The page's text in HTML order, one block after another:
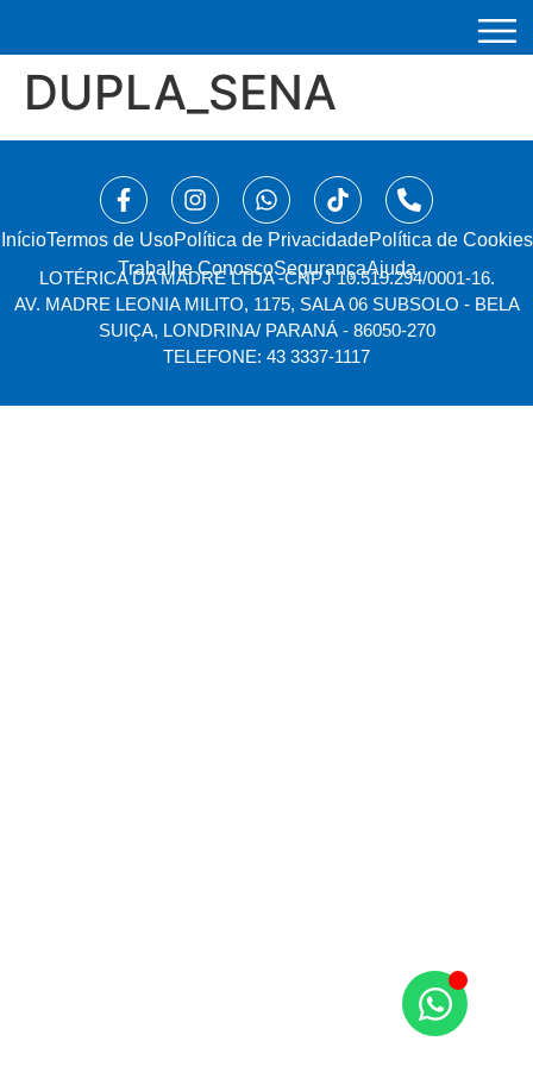
DUPLA_SENA
Início⁠Termos de UsoPolítica de PrivacidadePolítica de Cookies
Trabalhe ConoscoSegurançaAjuda
LOTÉRICA DA MADRE LTDA -CNPJ 10.519.294/0001-16.
AV. MADRE LEONIA MILITO, 1175, SALA 06 SUBSOLO - BELA
SUIÇA, LONDRINA/ PARANÁ - 86050-270
TELEFONE: 43 3337-1117